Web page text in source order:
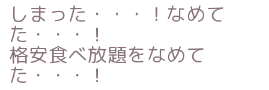
しまった・・・！なめて
た・・・！
格安食べ放題をなめて
た・・・！